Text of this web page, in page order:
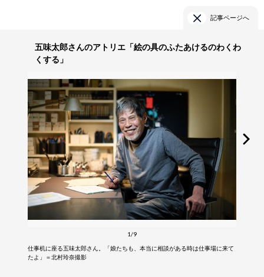
記事ページへ
五味太郎さんのアトリエ「絵の具のふたあけるのわくわ
くする」
1/9
仕事机に座る五味太郎さん。「娘たちも、本当に相談がある時は仕事場に来て
たよ」＝北村玲奈撮影